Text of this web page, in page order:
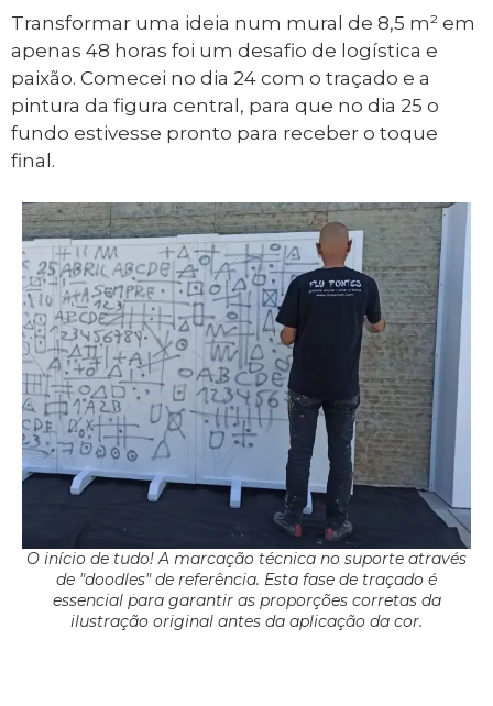
Transformar uma ideia num mural de 8,5 m² em
apenas 48 horas foi um desafio de logística e
paixão. Comecei no dia 24 com o traçado e a
pintura da figura central, para que no dia 25 o
fundo estivesse pronto para receber o toque
final.
O início de tudo! A marcação técnica no suporte através
de "doodles" de referência. Esta fase de traçado é
essencial para garantir as proporções corretas da
ilustração original antes da aplicação da cor.